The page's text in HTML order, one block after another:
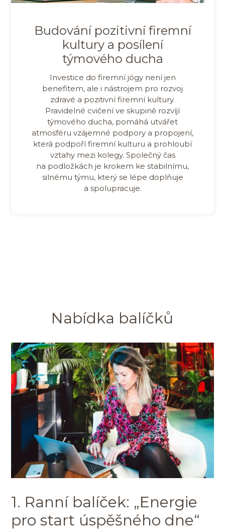
Budování pozitivní firemní
kultury a posílení
týmového ducha
Investice do firemní jógy není jen
benefitem, ale i nástrojem pro rozvoj
zdravé a pozitivní firemní kultury.
Pravidelné cvičení ve skupině rozvíjí
týmového ducha, pomáhá utvářet
atmosféru vzájemné podpory a propojení,
která podpoří firemní kulturu a prohloubí
vztahy mezi kolegy. Společný čas
na podložkách je krokem ke stabilnímu,
silnému týmu, který se lépe doplňuje
a spolupracuje.
Nabídka balíčků
1. Ranní balíček: „Energie
pro start úspěšného dne“